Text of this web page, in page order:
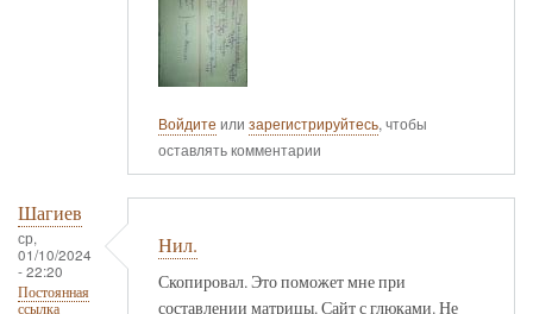
Войдите или зарегистрируйтесь, чтобы
оставлять комментарии
Шагиев
ср,
01/10/2024
- 22:20
Постоянная
ссылка
Нил.
Скопировал. Это поможет мне при
составлении матрицы. Сайт с глюками. Не